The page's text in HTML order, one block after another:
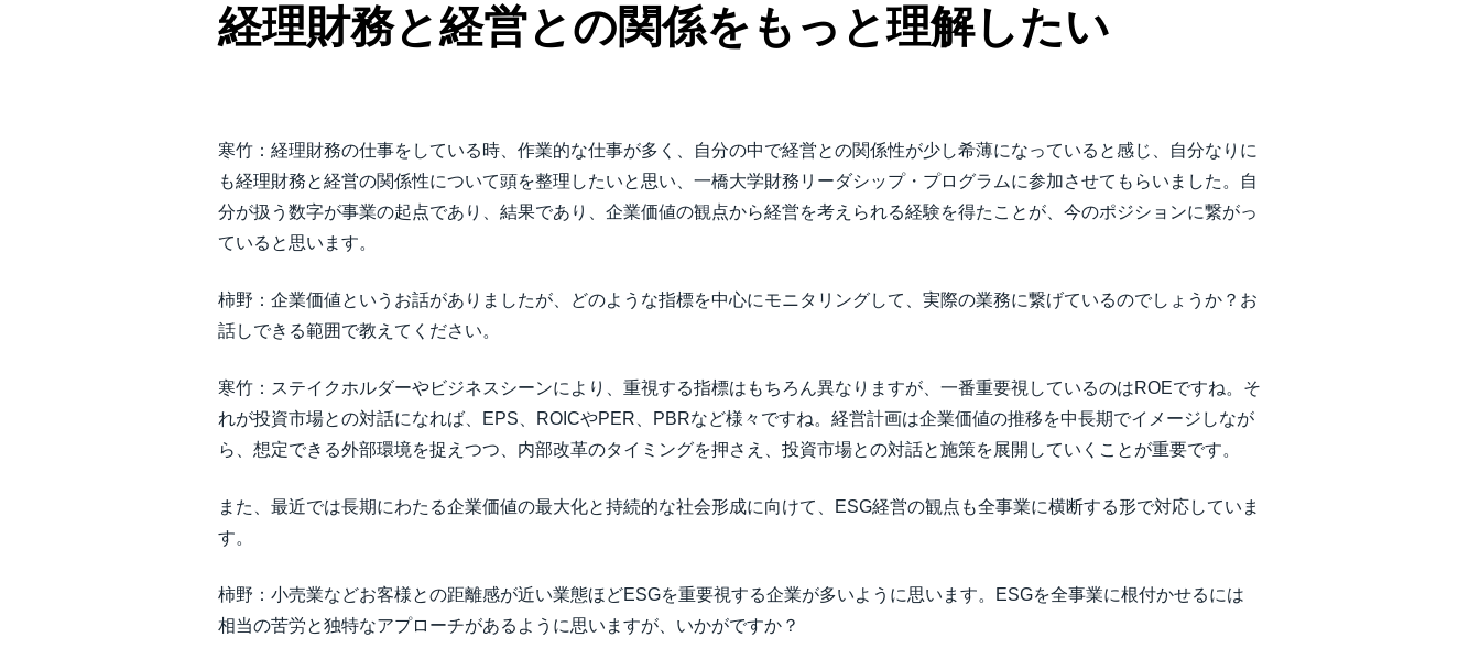
経理財務と経営との関係をもっと理解したい
寒竹：経理財務の仕事をしている時、作業的な仕事が多く、自分の中で経営との関係性が少し希薄になっていると感じ、自分なりに
も経理財務と経営の関係性について頭を整理したいと思い、一橋大学財務リーダシップ・プログラムに参加させてもらいました。自
分が扱う数字が事業の起点であり、結果であり、企業価値の観点から経営を考えられる経験を得たことが、今のポジションに繋がっ
ていると思います。
柿野：企業価値というお話がありましたが、どのような指標を中心にモニタリングして、実際の業務に繋げているのでしょうか？お
話しできる範囲で教えてください。
寒竹：ステイクホルダーやビジネスシーンにより、重視する指標はもちろん異なりますが、一番重要視しているのはROEですね。そ
れが投資市場との対話になれば、EPS、ROICやPER、PBRなど様々ですね。経営計画は企業価値の推移を中長期でイメージしなが
ら、想定できる外部環境を捉えつつ、内部改革のタイミングを押さえ、投資市場との対話と施策を展開していくことが重要です。
また、最近では長期にわたる企業価値の最大化と持続的な社会形成に向けて、ESG経営の観点も全事業に横断する形で対応していま
す。
柿野：小売業などお客様との距離感が近い業態ほどESGを重要視する企業が多いように思います。ESGを全事業に根付かせるには
相当の苦労と独特なアプローチがあるように思いますが、いかがですか？